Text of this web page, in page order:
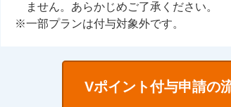
ません。あらかじめご了承ください。
※一部プランは付与対象外です。
Vポイント付与申請の